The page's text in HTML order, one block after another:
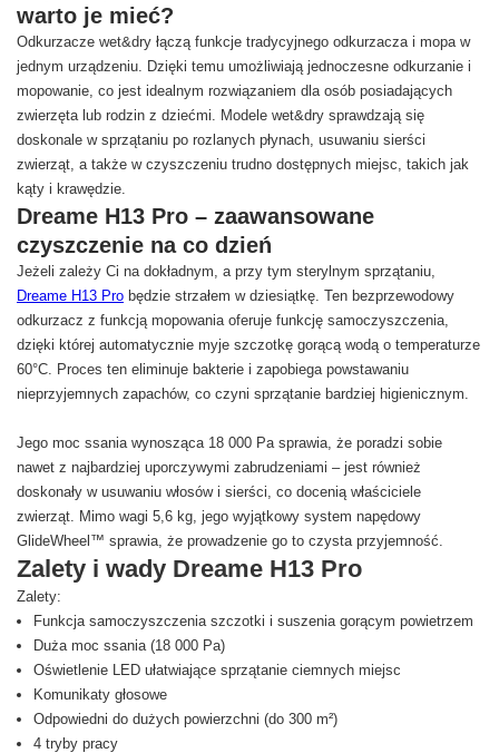
warto je mieć?
Odkurzacze wet&dry łączą funkcje tradycyjnego odkurzacza i mopa w
jednym urządzeniu. Dzięki temu umożliwiają jednoczesne odkurzanie i
mopowanie, co jest idealnym rozwiązaniem dla osób posiadających
zwierzęta lub rodzin z dziećmi. Modele wet&dry sprawdzają się
doskonale w sprzątaniu po rozlanych płynach, usuwaniu sierści
zwierząt, a także w czyszczeniu trudno dostępnych miejsc, takich jak
kąty i krawędzie.
Dreame H13 Pro – zaawansowane
czyszczenie na co dzień
Jeżeli zależy Ci na dokładnym, a przy tym sterylnym sprzątaniu,
Dreame H13 Pro będzie strzałem w dziesiątkę. Ten bezprzewodowy
odkurzacz z funkcją mopowania oferuje funkcję samoczyszczenia,
dzięki której automatycznie myje szczotkę gorącą wodą o temperaturze
60°C. Proces ten eliminuje bakterie i zapobiega powstawaniu
nieprzyjemnych zapachów, co czyni sprzątanie bardziej higienicznym.
Jego moc ssania wynosząca 18 000 Pa sprawia, że poradzi sobie
nawet z najbardziej uporczywymi zabrudzeniami – jest również
doskonały w usuwaniu włosów i sierści, co docenią właściciele
zwierząt. Mimo wagi 5,6 kg, jego wyjątkowy system napędowy
GlideWheel™ sprawia, że prowadzenie go to czysta przyjemność.
Zalety i wady Dreame H13 Pro
Zalety:
Funkcja samoczyszczenia szczotki i suszenia gorącym powietrzem
Duża moc ssania (18 000 Pa)
Oświetlenie LED ułatwiające sprzątanie ciemnych miejsc
Komunikaty głosowe
Odpowiedni do dużych powierzchni (do 300 m²)
4 tryby pracy